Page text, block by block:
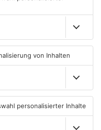
schweren E-Scooter-Raub
beginnt